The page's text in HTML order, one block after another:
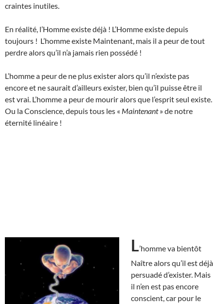
craintes inutiles.
En réalité, l’Homme existe déjà ! L’Homme existe depuis
toujours ! L’homme existe Maintenant, mais il a peur de tout
perdre alors qu’il n’a jamais rien possédé !
L’homme a peur de ne plus exister alors qu’il n’existe pas
encore et ne saurait d’ailleurs exister, bien qu’il puisse être il
est vrai. L’homme a peur de mourir alors que l’esprit seul existe.
Ou la Conscience, depuis tous les « Maintenant» de notre
éternité linéaire !
L’homme va bientôt
Naître alors qu’il est déjà
persuadé d’exister. Mais
il n’en est pas encore
conscient, car pour le